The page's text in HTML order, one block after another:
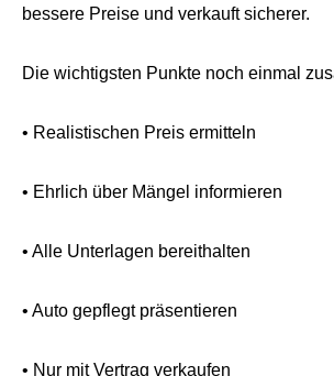
bessere Preise und verkauft sicherer.
Die wichtigsten Punkte noch einmal
• Realistischen Preis ermitteln
• Ehrlich über Mängel informieren
• Alle Unterlagen bereithalten
• Auto gepflegt präsentieren
• Nur mit Vertrag verkaufen